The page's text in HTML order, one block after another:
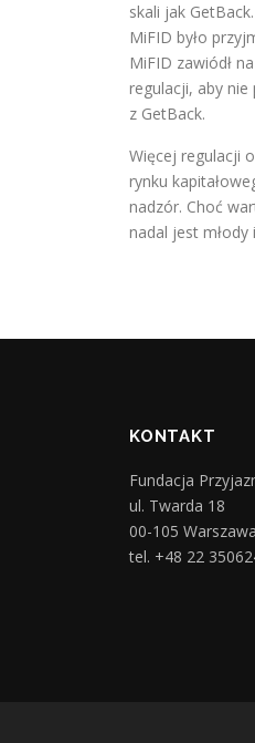
skali jak
MiFID było
MiFID zawiódł
regulacji, aby nie
z GetBack.
Więcej regulacji
rynku
nadzór. Choć
nadal jest
KONTAKT
Fundacja
ul. Twarda 18
00-105 Warszawa
tel. +48 22